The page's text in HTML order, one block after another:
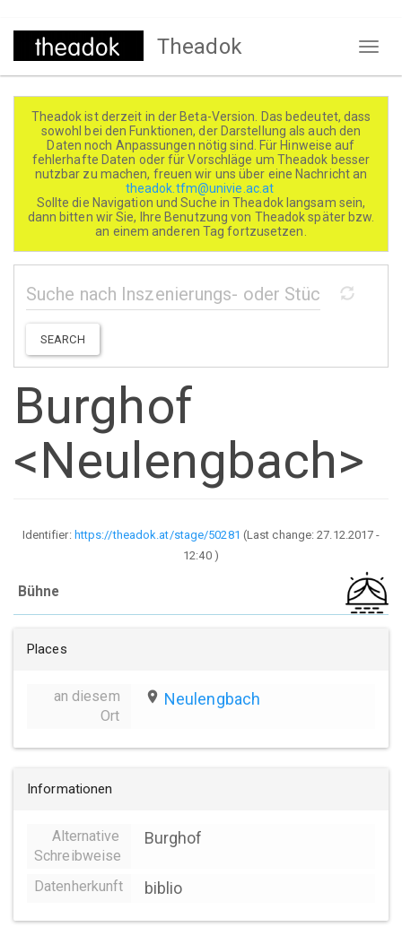
Direkt
Theadok
Theadok ist derzeit in der Beta-Version. Das bedeutet, dass
sowohl bei den Funktionen, der Darstellung als auch den
Daten noch Anpassungen nötig sind. Für Hinweise auf
fehlerhafte Daten oder für Vorschläge um Theadok besser
nutzbar zu machen, freuen wir uns über eine Nachricht an
theadok.tfm@univie.ac.at
Sollte die Navigation und Suche in Theadok langsam sein,
dann bitten wir Sie, Ihre Benutzung von Theadok später bzw.
an einem anderen Tag fortzusetzen.
SEARCH
Burghof
<Neulengbach>
Identifier: https://theadok.at/stage/50281 (Last change:27.12.2017 -
12:40)
Bühne
Places
an diesem
Ort
place Neulengbach
Informationen
Alternative
Schreibweise
Burghof
Datenherkunft biblio